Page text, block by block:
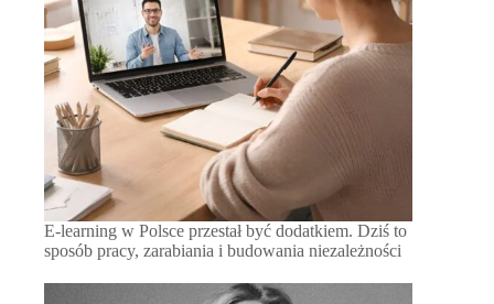
E-learning w Polsce przestał być dodatkiem. Dziś to
sposób pracy, zarabiania i budowania niezależności